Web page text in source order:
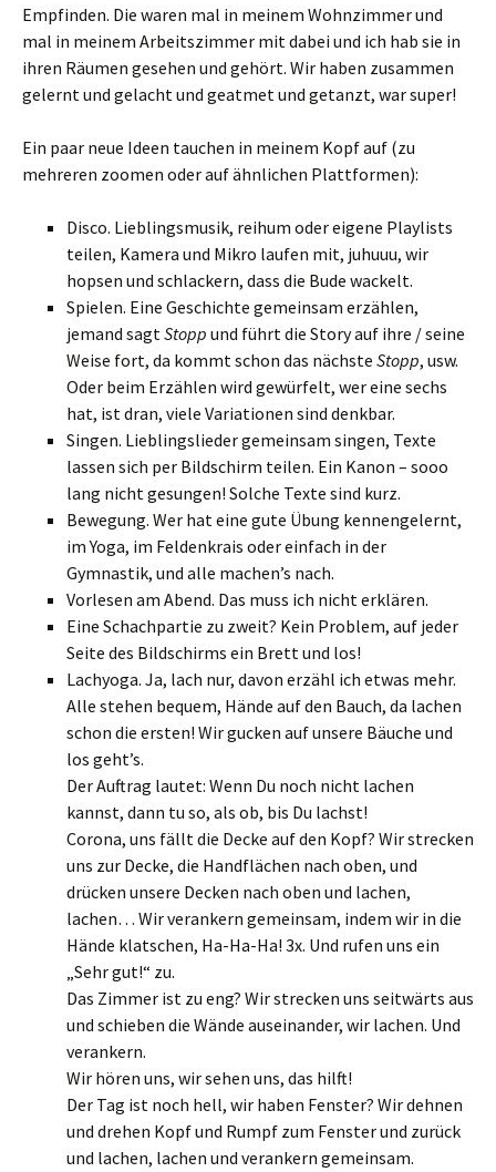
Empfinden. Die waren mal in meinem Wohnzimmer und
mal in meinem Arbeitszimmer mit dabei und ich hab sie in
ihren Räumen gesehen und gehört. Wir haben zusammen
gelernt und gelacht und geatmet und getanzt, war super!
Ein paar neue Ideen tauchen in meinem Kopf auf (zu
mehreren zoomen oder auf ähnlichen Plattformen):
Disco. Lieblingsmusik, reihum oder eigene Playlists
teilen, Kamera und Mikro laufen mit, juhuuu, wir
hopsen und schlackern, dass die Bude wackelt.
Spielen. Eine Geschichte gemeinsam erzählen,
jemand sagtStopp und führt die Story auf ihre / seine
Weise fort, da kommt schon das nächste Stopp, usw.
Oder beim Erzählen wird gewürfelt, wer eine sechs
hat, ist dran, viele Variationen sind denkbar.
Singen. Lieblingslieder gemeinsam singen, Texte
lassen sich per Bildschirm teilen. Ein Kanon – sooo
lang nicht gesungen! Solche Texte sind kurz.
Bewegung. Wer hat eine gute Übung kennengelernt,
im Yoga, im Feldenkrais oder einfach in der
Gymnastik, und alle machen’s nach.
Vorlesen am Abend. Das muss ich nicht erklären.
Eine Schachpartie zu zweit? Kein Problem, auf jeder
Seite des Bildschirms ein Brett und los!
Lachyoga. Ja, lach nur, davon erzähl ich etwas mehr.
Alle stehen bequem, Hände auf den Bauch, da lachen
schon die ersten! Wir gucken auf unsere Bäuche und
los geht’s.
Der Auftrag lautet: Wenn Du noch nicht lachen
kannst, dann tu so, als ob, bis Du lachst!
Corona, uns fällt die Decke auf den Kopf? Wir strecken
uns zur Decke, die Handflächen nach oben, und
drücken unsere Decken nach oben und lachen,
lachen… Wir verankern gemeinsam, indem wir in die
Hände klatschen, Ha-Ha-Ha! 3x. Und rufen uns ein
„Sehr gut!“ zu.
Das Zimmer ist zu eng? Wir strecken uns seitwärts aus
und schieben die Wände auseinander, wir lachen. Und
verankern.
Wir hören uns, wir sehen uns, das hilft!
Der Tag ist noch hell, wir haben Fenster? Wir dehnen
und drehen Kopf und Rumpf zum Fenster und zurück
und lachen, lachen und verankern gemeinsam.